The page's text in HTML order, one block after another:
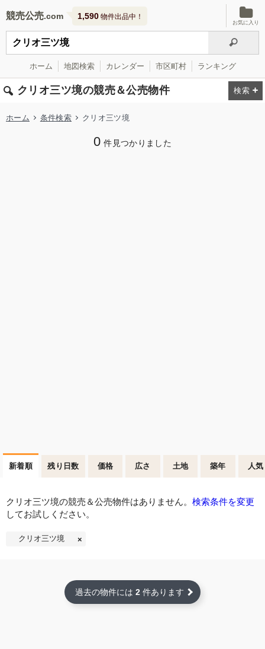
競売公売 1,590 物件出品中！
お気に入り
ホーム 地図検索 カレンダー 市区町村 ランキング
クリオ三ツ境の競売＆公売物件
ホーム 条件検索 クリオ三ツ境
0 件見つかりました
新着順 残り日数 価格 広さ 土地 築年 人気
クリオ三ツ境の競売＆公売物件はありません。 検索条件を変更
してお試しください。
クリオ三ツ境
過去の物件には 2 件あります